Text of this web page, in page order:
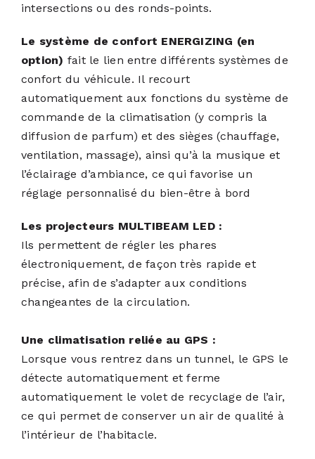
intersections ou des ronds-points.
Le système de confort ENERGIZING (en
option) fait le lien entre différents systèmes de
confort du véhicule. Il recourt
automatiquement aux fonctions du système de
commande de la climatisation (y compris la
diffusion de parfum) et des sièges (chauffage,
ventilation, massage), ainsi qu’à la musique et
l’éclairage d’ambiance, ce qui favorise un
réglage personnalisé du bien-être à bord
Les projecteurs MULTIBEAM LED :
Ils permettent de régler les phares
électroniquement, de façon très rapide et
précise, afin de s’adapter aux conditions
changeantes de la circulation.
Une climatisation reliée au GPS :
Lorsque vous rentrez dans un tunnel, le GPS le
détecte automatiquement et ferme
automatiquement le volet de recyclage de l’air,
ce qui permet de conserver un air de qualité à
l’intérieur de l’habitacle.